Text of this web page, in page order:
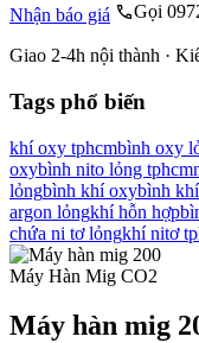
Nhận báo giá Gọi
Giao 2-4h nội thành ·
Tags phổ biến
khí oxy tphcmbình oxy
oxybình nito lỏng tphcm
lỏngbình khí oxybình
argon lỏngkhí hỗn hợp
chứa ni tơ lỏngkhí nitơ
Máy Hàn Mig CO2
Máy hàn mig